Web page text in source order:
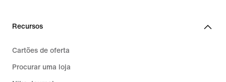
Recursos
Cartões de oferta
Procurar uma loja